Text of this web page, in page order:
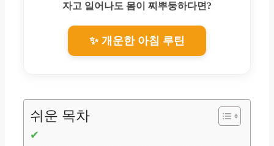
자고 일어나도 몸이 찌뿌둥하다면?
✨ 개운한 아침 루틴
쉬운 목차